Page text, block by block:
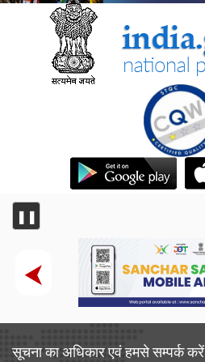
❚❚
सूचना का अधिकार एवं हमसे सम्‍पर्क करें